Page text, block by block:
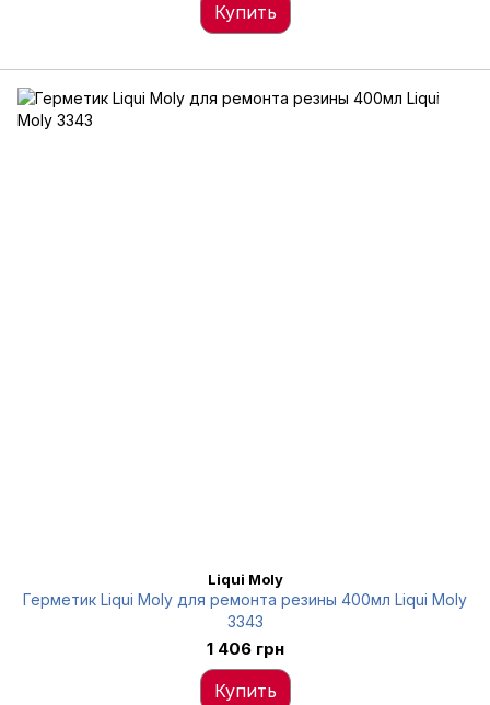
Купить
Liqui Moly
Герметик Liqui Moly для ремонта резины 400мл Liqui Moly
3343
1 406 грн
Купить